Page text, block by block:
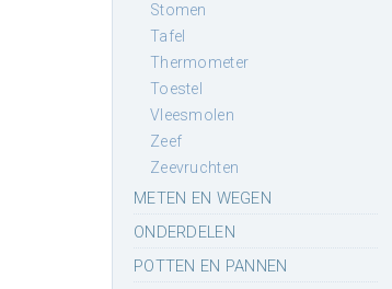
stomen
tafel
thermometer
toestel
vleesmolen
zeef
zeevruchten
METEN EN WEGEN
ONDERDELEN
POTTEN EN PANNEN